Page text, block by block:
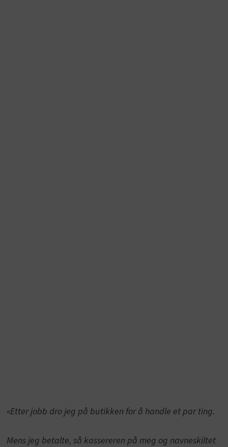
«Etter jobb dro jeg på butikken for å handle et par ting.
Mens jeg betalte, så kassereren på meg og navneskiltet